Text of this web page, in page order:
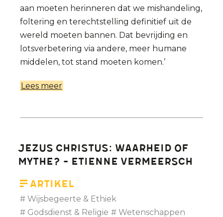
aan moeten herinneren dat we mishandeling,
foltering en terechtstelling definitief uit de
wereld moeten bannen. Dat bevrijding en
lotsverbetering via andere, meer humane
middelen, tot stand moeten komen.’
Lees meer
Jezus Christus: waarheid of
mythe? - Etienne Vermeersch
Artikel
Wijsbegeerte & Ethiek
Godsdienst & Religie
Wetenschappen